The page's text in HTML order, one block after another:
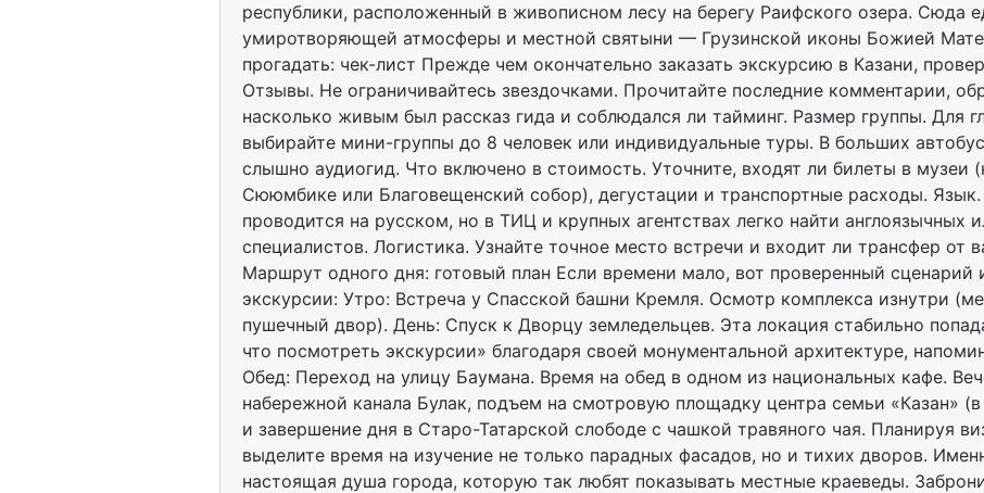
республики, расположенный в живописном лесу на берегу Раифского озера. Сюда
умиротворяющей атмосферы и местной святыни — Грузинской иконы Божией
прогадать: чек-лист Прежде чем окончательно заказать экскурсию в Казани,
Отзывы. Не ограничивайтесь звездочками. Прочитайте последние комментарии,
насколько живым был рассказ гида и соблюдался ли тайминг. Размер группы. Для
выбирайте мини-группы до 8 человек или индивидуальные туры. В больших
слышно аудиогид. Что включено в стоимость. Уточните, входят ли билеты в музеи
Сююмбике или Благовещенский собор), дегустации и транспортные расходы.
проводится на русском, но в ТИЦ и крупных агентствах легко найти англоязычных
специалистов. Логистика. Узнайте точное место встречи и входит ли трансфер от
Маршрут одного дня: готовый план Если времени мало, вот проверенный сценарий
экскурсии: Утро: Встреча у Спасской башни Кремля. Осмотр комплекса изнутри
пушечный двор). День: Спуск к Дворцу земледельцев. Эта локация стабильно
что посмотреть экскурсии» благодаря своей монументальной архитектуре,
Обед: Переход на улицу Баумана. Время на обед в одном из национальных кафе.
набережной канала Булак, подъем на смотровую площадку центра семьи «Казан» (в
и завершение дня в Старо-Татарской слободе с чашкой травяного чая. Планируя
выделите время на изучение не только парадных фасадов, но и тихих дворов.
настоящая душа города, которую так любят показывать местные краеведы.